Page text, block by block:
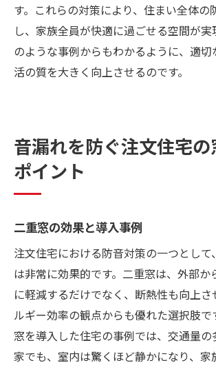
す。これらの対策により、住まい全体の
し、家族全員が快適に過ごせる空間が実
のような事例からもわかるように、適
活の質を大きく向上させるのです。
音漏れを防ぐ注文住宅
ポイント
二重窓の効果と導入事例
注文住宅における防音対策の一つとして
は非常に効果的です。二重窓は、外部か
に軽減するだけでなく、断熱性も向上
ルギー効率の観点からも優れた選択肢で
窓を導入した住宅の事例では、交通量
家でも、室内は驚くほど静かになり、家